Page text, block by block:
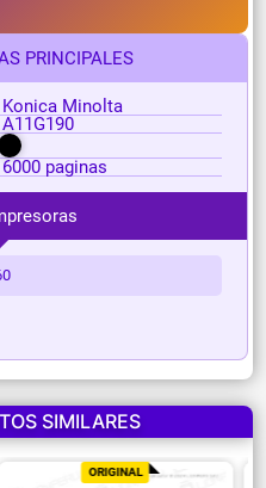
PRINCIPALES
Konica Minolta
6000 paginas
SIMILARES
ORIGINAL